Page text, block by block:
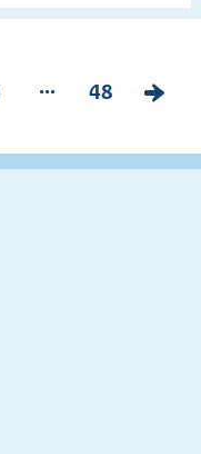
...
P
g
48
V
l